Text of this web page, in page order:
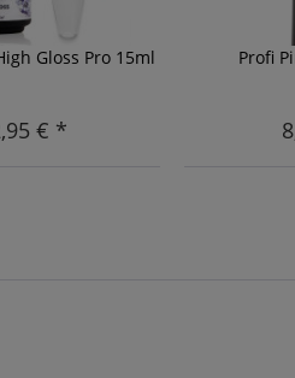
Gloss Pro 15ml
€ *
Profi